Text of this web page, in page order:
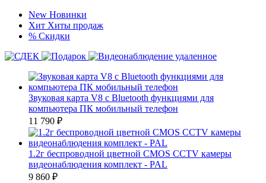
New Новинки
Хит Хиты продаж
% Скидки
Звуковая карта V8 с Bluetooth функциями для
компьютера ПК мобильный телефон
11 790 ₽
1.2г беспроводной цветной CMOS CCTV камеры
видеонаблюдения комплект - PAL
9 860 ₽